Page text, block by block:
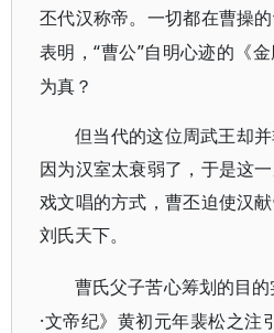
丕代汉称帝。一切都在曹操
表明，“曹公”自明心迹的《
为真？
但当代的这位周武王却
因为汉室太衰弱了，于是这
戏文唱的方式，曹丕迫使汉
刘氏天下。
曹氏父子苦心筹划的目
·文帝纪》黄初元年裴松之注